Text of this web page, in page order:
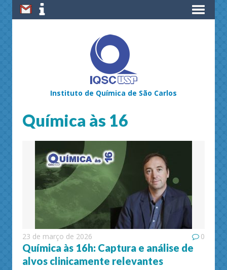
Instituto de Química de São Carlos
Química às 16
23 de março de 2026 0
Química às 16h: Captura e análise de
alvos clinicamente relevantes